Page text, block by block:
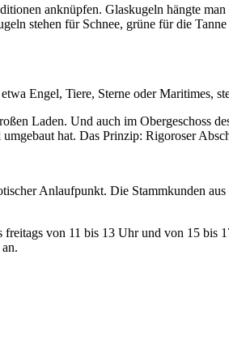
anknüpfen. Glaskugeln hängte
stehen für Schnee, grüne für die
Engel, Tiere, Sterne oder
Laden. Und auch im Obergeschoss
hat. Das Prinzip: Rigoroser
Anlaufpunkt. Die Stammkunden
von 11 bis 13 Uhr und von 15